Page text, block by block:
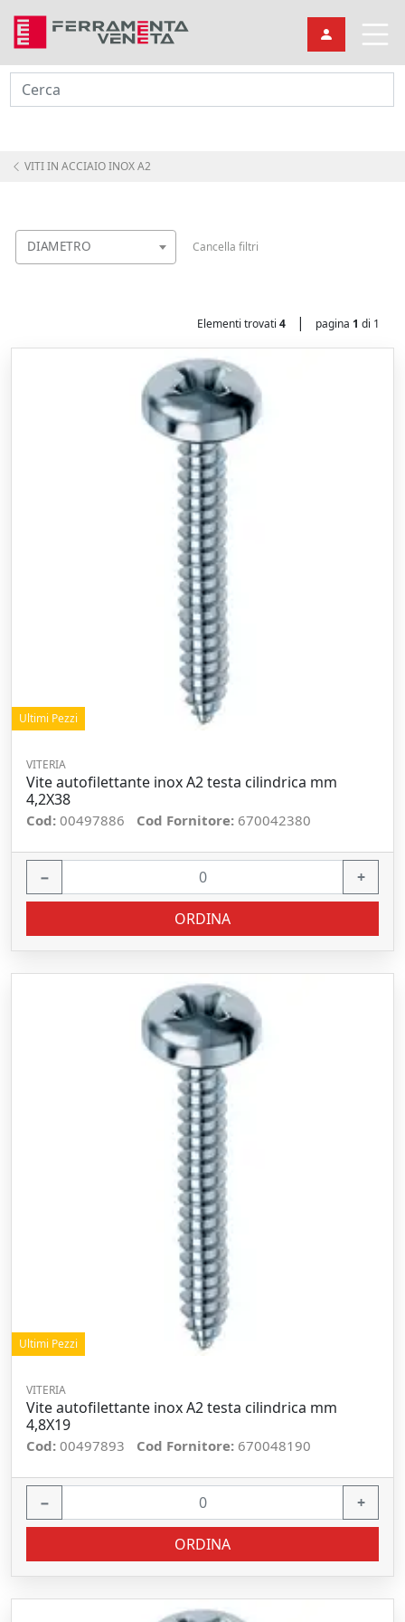
Cerca
VITI IN ACCIAIO INOX A2
DIAMETRO Cancella filtri
Elementi trovati 4 | pagina 1 di 1
Ultimi Pezzi
VITERIA
Vite autofilettante inox A2 testa cilindrica mm
4,2X38
Cod: 00497886 Cod Fornitore: 670042380
− +
ORDINA
Ultimi Pezzi
VITERIA
Vite autofilettante inox A2 testa cilindrica mm
4,8X19
Cod: 00497893 Cod Fornitore: 670048190
− +
ORDINA